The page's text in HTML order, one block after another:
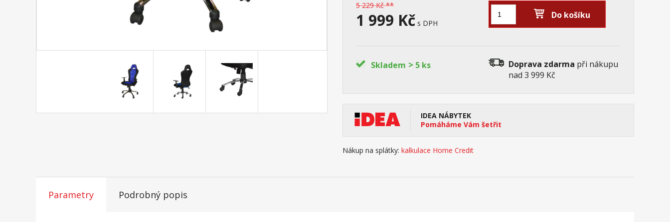
5 229 Kč **
1 999 Kč s DPH
Do košíku
Skladem > 5 ks Doprava zdarma při nákupu
nad 3 999 Kč
IDEA NÁBYTEK
Pomáháme Vám šetřit
Nákup na splátky: kalkulace Home Credit
Parametry Podrobný popis